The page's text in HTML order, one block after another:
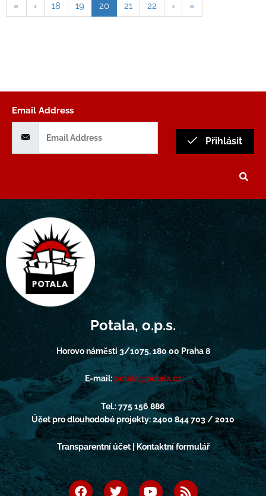
« ‹ 18 19 20 21 22 › »
Email Address
Přihlásit
Potala, o.p.s.
Horovo náměstí 3/1075, 180 00 Praha 8
E-mail:potala@potala.cz
Tel.: 775 156 886
Účet pro dlouhodobé projekty: 2400 844 703 / 2010
Transparentní účet | Kontaktní formulář
F
T
Y
R